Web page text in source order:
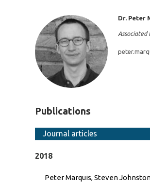
Dr. Peter
Associated
Publications
Journal articles
2018
Peter Marquis, Steven